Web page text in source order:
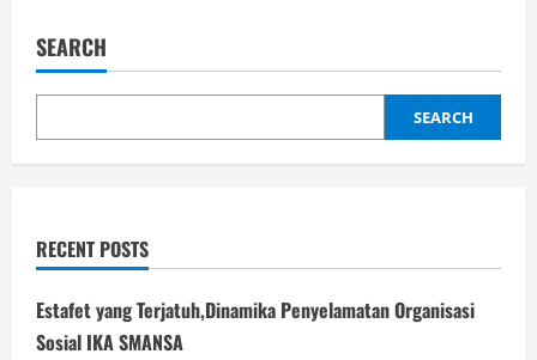
Syahidah,Stabil
dan
SEARCH
SEARCH
RECENT POSTS
Estafet yang Terjatuh,Dinamika Penyelamatan Organisasi
Sosial IKA SMANSA